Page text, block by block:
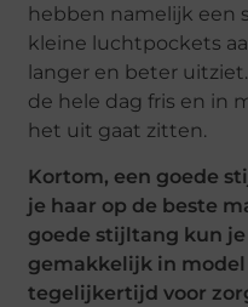
hebben namelijk een
kleine luchtpockets
langer en beter
de hele dag fris en in
het uit gaat zitten.
Kortom, een goede
je haar op de beste
goede stijltang kun je
gemakkelijk in
tegelijkertijd voor